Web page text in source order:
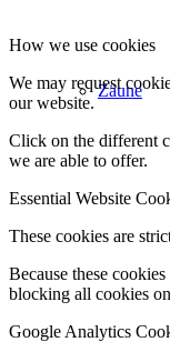
Zäune
How we use cookies
We may request
our website.
Click on the different
we are able to offer.
Essential Website
These cookies are
Because these
blocking all cookies
Google Analytics